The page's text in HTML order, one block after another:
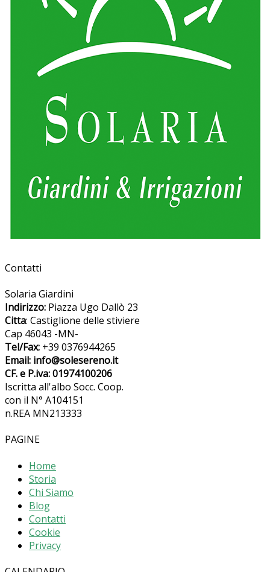
Contatti
Solaria Giardini
Indirizzo: Piazza Ugo Dallò 23
Citta: Castiglione delle stiviere
Cap 46043 -MN-
Tel/Fax: +39 0376944265
Email: info@solesereno.it
CF. e P.iva: 01974100206
Iscritta all'albo Socc. Coop.
con il N° A104151
n.REA MN213333
PAGINE
Home
Storia
Chi Siamo
Blog
Contatti
Cookie
Privacy